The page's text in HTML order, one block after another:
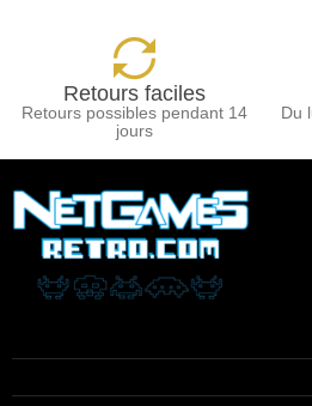
Retours faciles
Retours possibles pendant 14
jours
Du